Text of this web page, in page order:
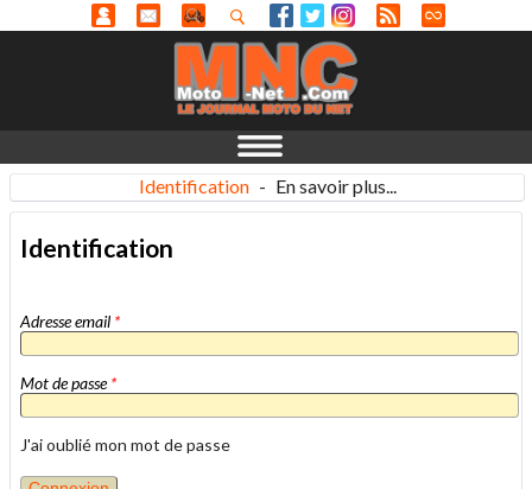
Identification - En savoir plus...
Identification
Adresse email *
Mot de passe*
J'ai oublié mon mot de passe